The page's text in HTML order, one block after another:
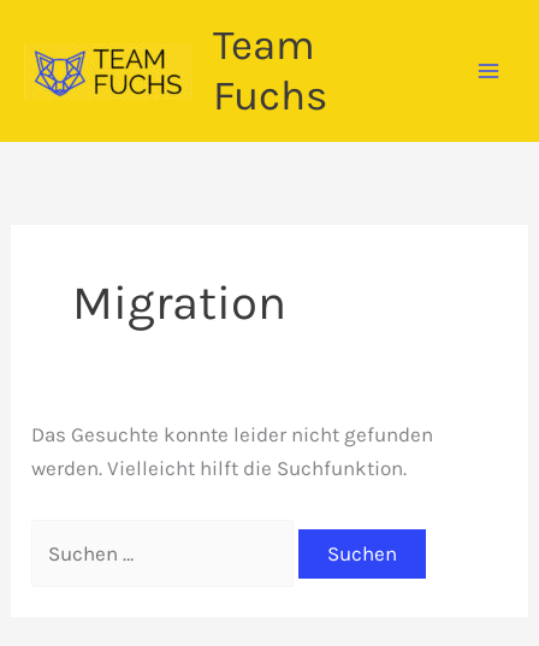
Inhalt
springen
Team
Fuchs
Migration
Das Gesuchte konnte leider nicht gefunden
werden. Vielleicht hilft die Suchfunktion.